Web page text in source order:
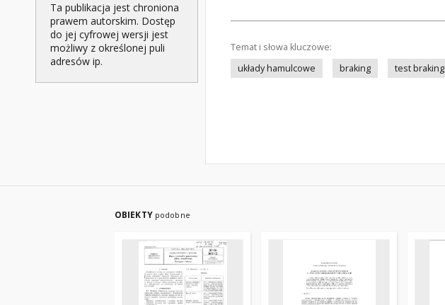
Ta publikacja jest chroniona
prawem autorskim. Dostęp
do jej cyfrowej wersji jest
możliwy z określonej puli
adresów ip.
Temat i słowa kluczowe:
układy hamulcowe
braking test braking
OBIEKTY podobne